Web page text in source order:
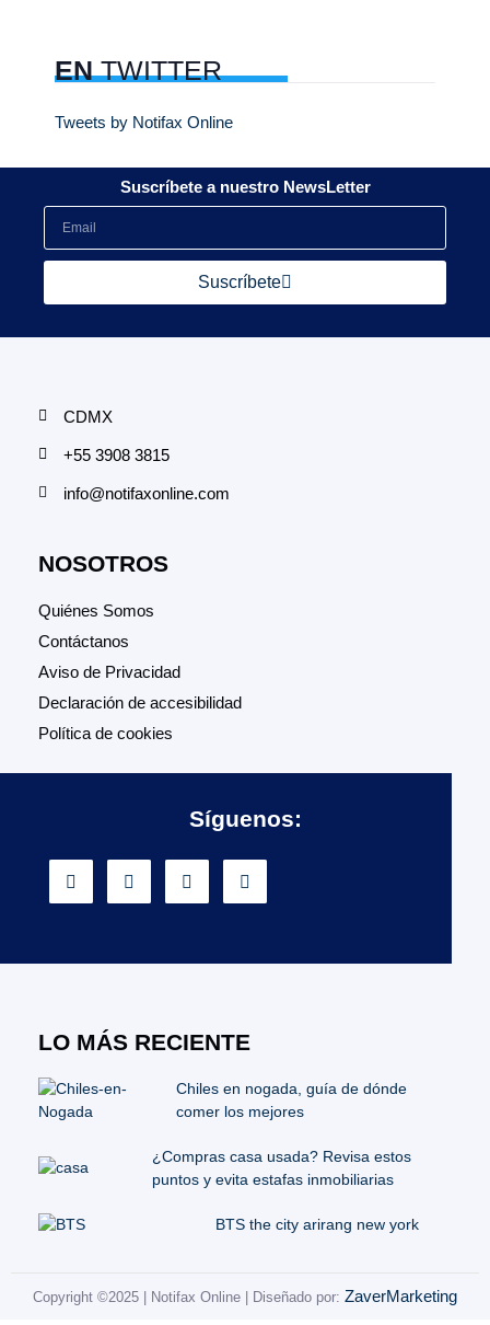
ENTWITTER
Tweets by Notifax Online
Suscríbete a nuestro NewsLetter
Suscríbete
CDMX
+55 3908 3815
info@notifaxonline.com
NOSOTROS
Quiénes Somos
Contáctanos
Aviso de Privacidad
Declaración de accesibilidad
Política de cookies
Síguenos:
LO MÁS RECIENTE
Chiles en nogada, guía de dónde
comer los mejores
¿Compras casa usada? Revisa estos
puntos y evita estafas inmobiliarias
BTS the city arirang new york
Copyright ©2025 | Notifax Online | Diseñado por: ZaverMarketing